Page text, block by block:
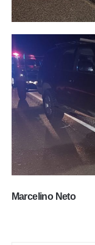
Marcelino Neto